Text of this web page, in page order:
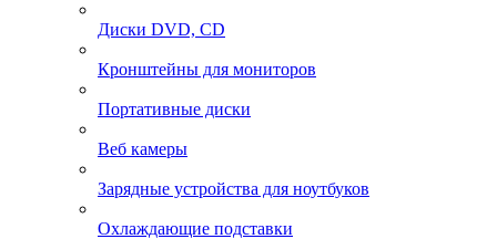
Диски DVD, CD
Кронштейны для мониторов
Портативные диски
Веб камеры
Зарядные устройства для ноутбуков
Охлаждающие подставки